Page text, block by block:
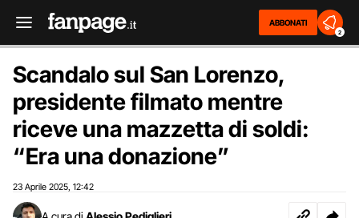
ABBONATI
2
Scandalo sul San Lorenzo,
presidente filmato mentre
riceve una mazzetta di soldi:
“Era una donazione”
23 Aprile 2025 12:42